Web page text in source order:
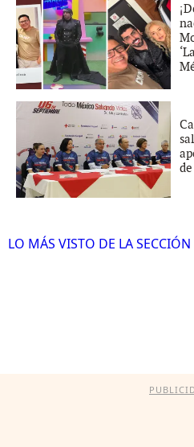
LO MÁS VISTO DE LA SECCIÓN